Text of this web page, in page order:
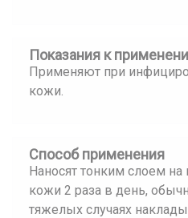
Показания к
Применяют при
кожи.
Способ применения
Наносят тонким слоем
кожи 2 раза в день,
тяжелых случаях